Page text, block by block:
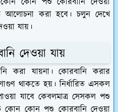
আলোচনা করা হবে। চলুন দেখে
যায়।
দেওয়া যায়
করা যায়না। কোরবানি করার
থাকতে হয়। নির্ধারিত এসকল
যাবে কেবলমাত্র সেসকল পশু
কোন কোন পশু কোরবানি দেওয়া